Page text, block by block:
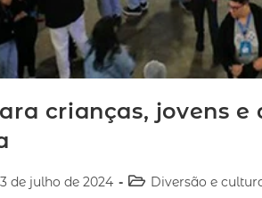
crianças, jovens
3 de julho de 2024 Diversão e